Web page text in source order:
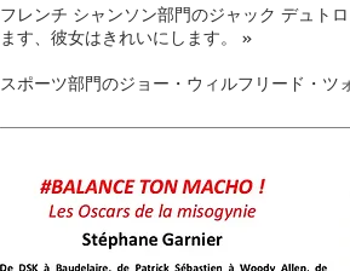
フレンチ シャンソン部門のジャック デュト
ます、彼女はきれいにします。 »
スポーツ部門のジョー・ウィルフリード・ツ